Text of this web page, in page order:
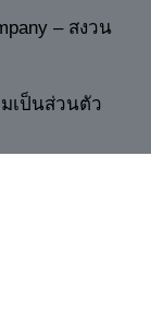
– สงวน
เป็นส่วนตัว